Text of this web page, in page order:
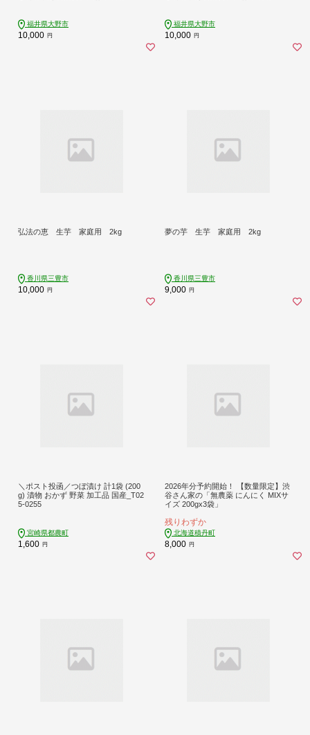
福井県大野市
10,000 円
福井県大野市
10,000 円
弘法の恵 生芋 家庭用 2kg
香川県三豊市
10,000 円
夢の芋 生芋 家庭用 2kg
香川県三豊市
9,000 円
＼ポスト投函／つぼ漬け 計1袋 (200
g) 漬物 おかず 野菜 加工品 国産_T02
5-0255
宮崎県都農町
1,600 円
2026年分予約開始！ 【数量限定】渋
谷さん家の「無農薬 にんにく MIXサ
イズ 200gx3袋」
残りわずか
北海道積丹町
8,000 円